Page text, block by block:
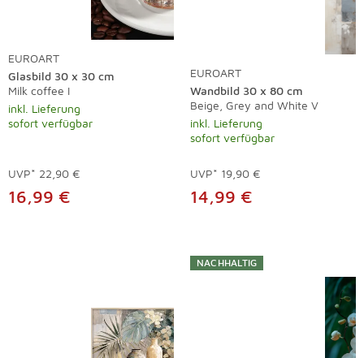
EUROART
Glasbild 30 x 30 cm
Milk coffee I
inkl. Lieferung
sofort verfügbar
UVP* 22,90 €
16,99 €
EUROART
Wandbild 30 x 80 cm
Beige, Grey and White V
inkl. Lieferung
sofort verfügbar
UVP* 19,90 €
14,99 €
NACHHALTIG